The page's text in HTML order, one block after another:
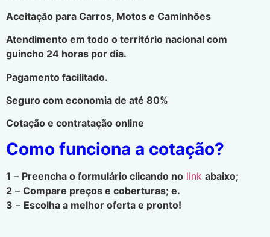
Aceitação para Carros, Motos e Caminhões
Atendimento em todo o território nacional com
guincho 24 horas por dia.
Pagamento facilitado.
Seguro com economia de até 80%
Cotação e contratação online
Como funciona a cotação?
1 – Preencha o formulário clicando no link abaixo;
2 – Compare preços e coberturas; e.
3 – Escolha a melhor oferta e pronto!